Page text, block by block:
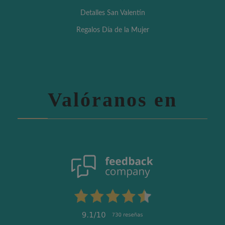
Detalles San Valentín
Regalos Día de la Mujer
Valóranos en